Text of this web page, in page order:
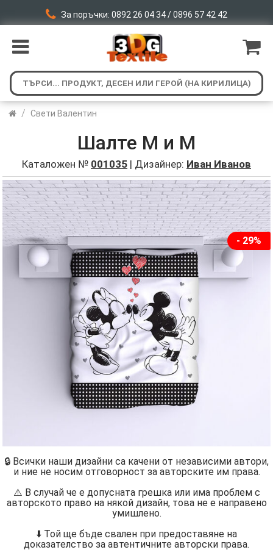
За поръчки: 0892 26 04 34 / 0896 57 42 42
/ Свети Валентин
Шалте М и М
Каталожен № 001035 | Дизайнер: Иван Иванов
- 29%
🔒 Всички наши дизайни са качени от независими автори,
и ние не носим отговорност за авторските им права.
⚠️ В случай че е допусната грешка или има проблем с
авторското право на някой дизайн, това не е направено
умишлено.
⬇️ Той ще бъде свален при предоставяне на
доказателство за автентичните авторски права.